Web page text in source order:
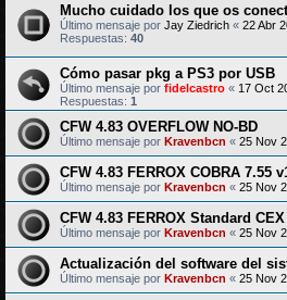
Mucho cuidado los que os
Último mensaje por Jay Ziedrich « 22 Abr
Respuestas: 40
Cómo pasar pkg a PS3 por USB
Último mensaje por fidelcastro « 17 Oct
Respuestas: 1
CFW 4.83 OVERFLOW NO-BD
Último mensaje por Kravenbcn « 25 Nov
CFW 4.83 FERROX COBRA 7.55
Último mensaje por Kravenbcn « 25 Nov
CFW 4.83 FERROX Standard
Último mensaje por Kravenbcn « 25 Nov
Actualización del software del
Último mensaje por Kravenbcn « 25 Nov